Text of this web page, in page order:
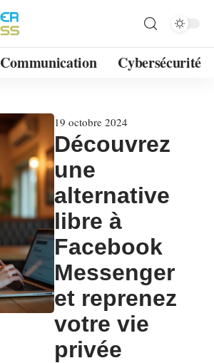
Communication Cybersécurité
19 octobre 2024
Découvrez
une
alternative
libre à
Facebook
Messenger
et reprenez
votre vie
privée